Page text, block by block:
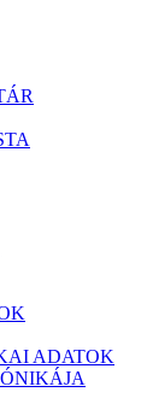
ADATOK